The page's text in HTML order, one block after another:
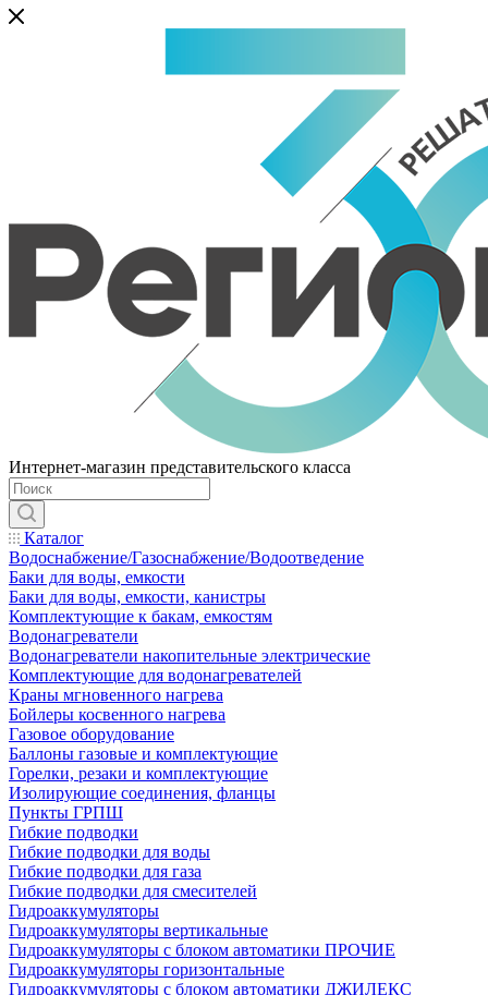
Интернет-магазин представительского класса
Каталог
Водоснабжение/Газоснабжение/Водоотведение
Баки для воды, емкости
Баки для воды, емкости, канистры
Комплектующие к бакам, емкостям
Водонагреватели
Водонагреватели накопительные электрические
Комплектующие для водонагревателей
Краны мгновенного нагрева
Бойлеры косвенного нагрева
Газовое оборудование
Баллоны газовые и комплектующие
Горелки, резаки и комплектующие
Изолирующие соединения, фланцы
Пункты ГРПШ
Гибкие подводки
Гибкие подводки для воды
Гибкие подводки для газа
Гибкие подводки для смесителей
Гидроаккумуляторы
Гидроаккумуляторы вертикальные
Гидроаккумуляторы с блоком автоматики ПРОЧИЕ
Гидроаккумуляторы горизонтальные
Гидроаккумуляторы с блоком автоматики ДЖИЛЕКС